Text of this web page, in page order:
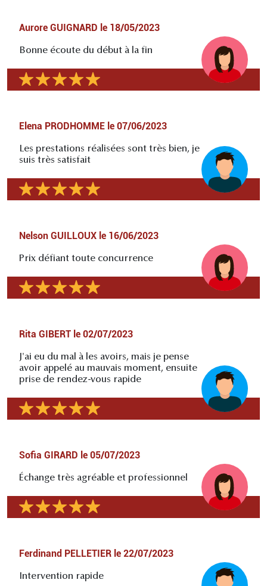
Aurore GUIGNARD le 18/05/2023
Bonne écoute du début à la fin
Elena PRODHOMME le 07/06/2023
Les prestations réalisées sont très bien, je
suis très satisfait
Nelson GUILLOUX le 16/06/2023
Prix défiant toute concurrence
Rita GIBERT le 02/07/2023
J'ai eu du mal à les avoirs, mais je pense
avoir appelé au mauvais moment, ensuite
prise de rendez-vous rapide
Sofia GIRARD le 05/07/2023
Échange très agréable et professionnel
Ferdinand PELLETIER le 22/07/2023
Intervention rapide